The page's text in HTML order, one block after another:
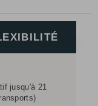
jusqu'à 21